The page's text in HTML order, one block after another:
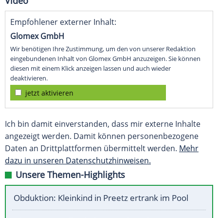
Empfohlener externer Inhalt:
Glomex GmbH
Wir benötigen Ihre Zustimmung, um den von unserer Redaktion
eingebundenen Inhalt von Glomex GmbH anzuzeigen. Sie können
diesen mit einem Klick anzeigen lassen und auch wieder
deaktivieren.
jetzt aktivieren
Ich bin damit einverstanden, dass mir externe Inhalte
angezeigt werden. Damit können personenbezogene
Daten an Drittplattformen übermittelt werden. Mehr
dazu in unseren Datenschutzhinweisen.
Unsere Themen-Highlights
Obduktion: Kleinkind in Preetz ertrank im Pool